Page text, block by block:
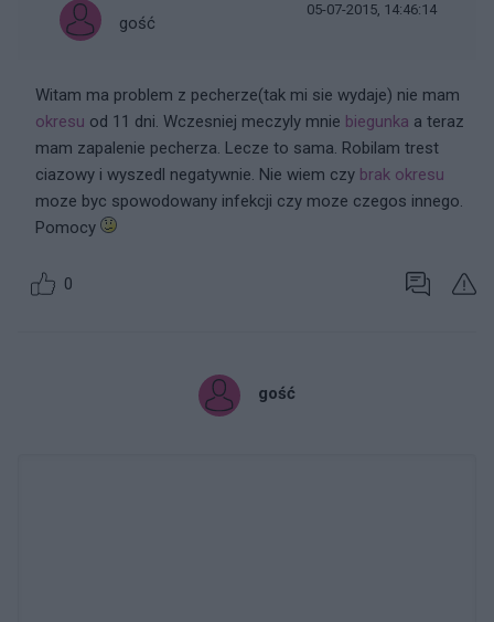
gość
05-07-2015, 14:46:14
Witam ma problem z pecherze(tak mi sie wydaje) nie mam
okresu od 11 dni. Wczesniej meczyly mnie biegunka a teraz
mam zapalenie pecherza. Lecze to sama. Robilam trest
ciazowy i wyszedl negatywnie. Nie wiem czy brak okresu
moze byc spowodowany infekcji czy moze czegos innego.
Pomocy
0
gość